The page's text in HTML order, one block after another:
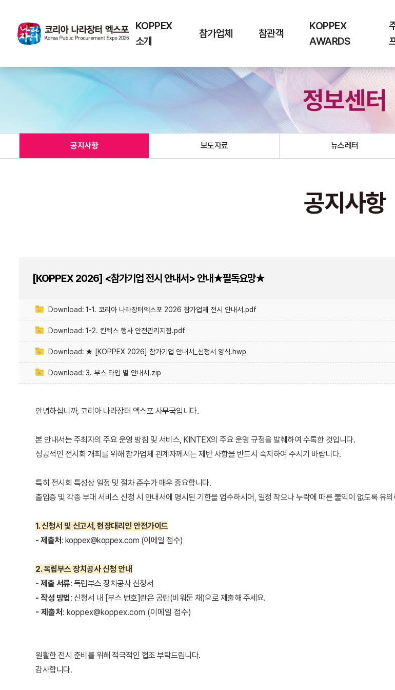
KOPPEX
소개
참가업체 참관객
KOPPEX
AWARDS
정보센터
공지사항 보도자료 뉴스레터
공지사항
[KOPPEX 2026] <참가기업 전시 안내서> 안내★필독요망★
Download: 1-1. 코리아 나라장터엑스포 2026 참가업체 전시 안내서.pdf
Download: 1-2. 킨텍스 행사 안전관리지침.pdf
Download: ★ [KOPPEX 2026] 참가기업 안내서_신청서 양식.hwp
Download: 3. 부스 타입 별 안내서.zip
안녕하십니까, 코리아 나라장터 엑스포 사무국입니다.
본 안내서는 주최자의 주요 운영 방침 및 서비스, KINTEX의 주요 운영 규정을 발췌하여 수록한 것입니다.
성공적인 전시회 개최를 위해 참가업체 관계자께서는 제반 사항을 반드시 숙지하여 주시기 바랍니다.
특히 전시회 특성상 일정 및 절차 준수가 매우 중요합니다.
출입증 및 각종 부대 서비스 신청 시 안내서에 명시된 기한을 엄수하시어, 일정 착오나 누락에 따른 불익이 없도록 유
1. 신청서 및 신고서, 현장대리인 안전가이드
- 제출처 : koppex@koppex.com (이메일 접수)
2. 독립부스 장치공사 신청 안내
- 제출 서류: 독립부스 장치공사 신청서
- 작성 방법: 신청서 내 [부스 번호]란은 공란(비워둔 채)으로 제출해 주세요.
- 제출처 : koppex@koppex.com (이메일 접수)
원활한 전시 준비를 위해 적극적인 협조 부탁드립니다.
감사합니다.